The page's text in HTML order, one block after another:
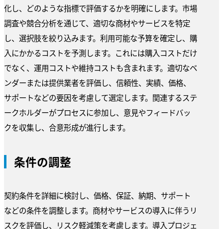
化し、どのような指標で評価するかを明確にします。市場
調査や競合分析を通じて、適切な商材やサービスを特定
し、選択肢を絞り込みます。利用可能な予算を確定し、購
入にかかるコストを予測します。これには購入コストだけ
でなく、運用コストや維持コストも含まれます。適切なベ
ンダーまたは提供業者を評価し、信頼性、実績、価格、
サポートなどの要因を考慮して選定します。関連するステ
ークホルダーがプロセスに参加し、意見やフィードバッ
クを収集し、合意形成が進行します。
条件の調整
契約条件を詳細に検討し、価格、保証、納期、サポート
などの条件を調整します。商材やサービスの導入に伴うリ
スクを評価し、リスク軽減策を考慮します。導入プロジェ